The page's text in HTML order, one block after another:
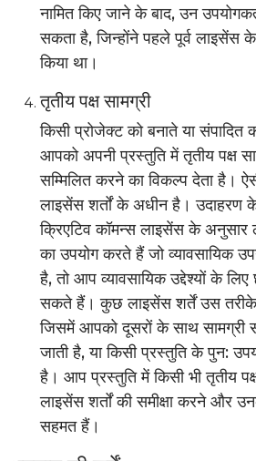
नामित किए जाने के बाद, उन
सकता है, जिन्होंने पहले पूर्व लाइसेंस
किया था।
तृतीय पक्ष सामग्री
किसी प्रोजेक्ट को बनाते या
आपको अपनी प्रस्तुति में तृतीय पक्ष
सम्मिलित करने का विकल्प देता है।
लाइसेंस शर्तों के अधीन है। उदाहरण
क्रिएटिव कॉमन्स लाइसेंस के अनुसार
का उपयोग करते हैं जो व्यावसायिक
है, तो आप व्यावसायिक उद्देश्यों के
सकते हैं। कुछ लाइसेंस शर्तें उस
जिसमें आपको दूसरों के साथ सामग्री
जाती है, या किसी प्रस्तुति के पुन:
है। आप प्रस्तुति में किसी भी तृतीय
लाइसेंस शर्तों की समीक्षा करने और
सहमत हैं।